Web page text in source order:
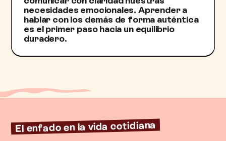
necesidades emocionales. Aprender a
hablar con los demás de forma auténtica
es el primer paso hacia un equilibrio
duradero.
El enfado en la vida cotidiana